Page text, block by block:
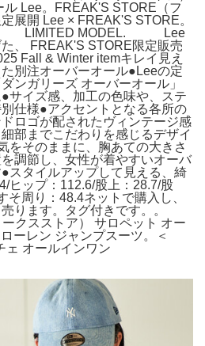
Lee。FREAK'S STORE（フ
展開 Lee × FREAK'S STORE。
LIMITED MODEL. Lee
、 FREAK'S STORE限定販売
Fall & Winter itemキレイ見え
別注オーバーオール●Leeの定
ンガリーズ オーバーオール」
サイズ感、加工の色味や、ステ
仕様●アクセントとなる各所の
ロゴが配されたヴィンテージ感
部までこだわりを感じるデザイ
をそのままに、胸あての大きさ
調節し、女性が着やすいオーバ
スタイルアップして見える、綺
ヒップ：112.6/股上：28.7/股
そ周り：48.4ネットで購入し、
ります。タグ付きです。。
クスストア） サロペット オー
ーレン ジャンプスーツ。＜
ェ オールインワン